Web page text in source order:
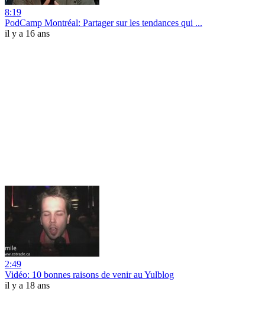
8:19
PodCamp Montréal: Partager sur les tendances qui ...
il y a 16 ans
2:49
Vidéo: 10 bonnes raisons de venir au Yulblog
il y a 18 ans